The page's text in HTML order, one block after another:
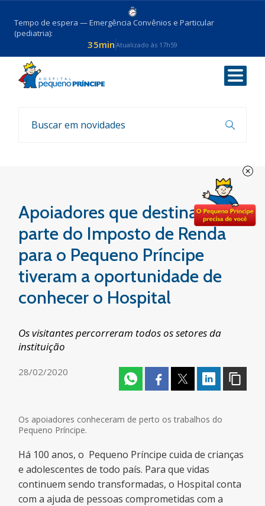
Tempo de espera — Emergência Convênios e Particular
(pediatria):
35min Atualizado às 17h59
Voltar
Parcerias
Apoiadores que destinam
parte do Imposto de Renda
para o Pequeno Príncipe
tiveram a oportunidade de
conhecer o Hospital
Os visitantes percorreram todos os setores da
instituição
28/02/2020
Os apoiadores conheceram de perto os trabalhos do
Pequeno Príncipe.
Há 100 anos, o Pequeno Príncipe cuida de crianças
e adolescentes de todo país. Para que vidas
continuem sendo transformadas, o Hospital conta
com a ajuda de pessoas comprometidas com a